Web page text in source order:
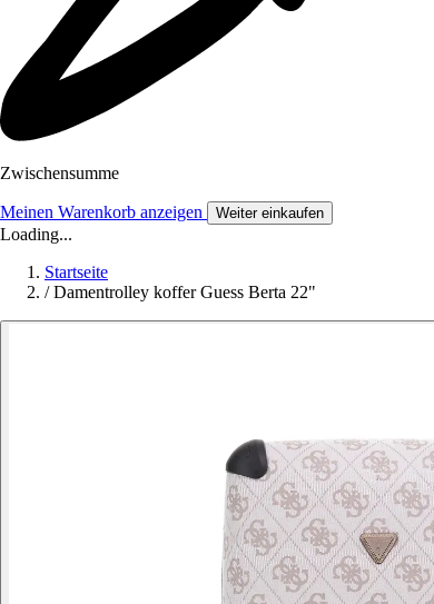
Zwischensumme
Meinen Warenkorb anzeigen Weiter einkaufen
Loading...
Startseite
/ Damentrolley koffer Guess Berta 22"